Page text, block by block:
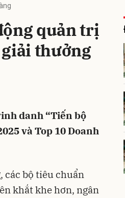
quản trị
giải thưởng
danh “Tiến bộ
và Top 10 Doanh
bộ tiêu chuẩn
khắt khe hơn, ngân